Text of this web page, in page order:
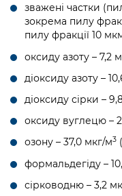
зважені частки
зокрема пилу
пилу фракції 10
оксиду азоту – 7,2
діоксиду азоту –
діоксиду сірки –
оксиду вуглецю –
озону – 37,0 мкг/м3
формальдегіду –
сірководню – 3,2